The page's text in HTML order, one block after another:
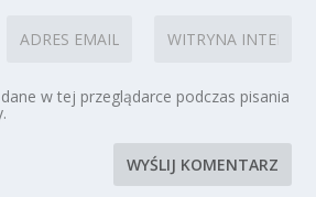
w tej przeglądarce podczas pisania